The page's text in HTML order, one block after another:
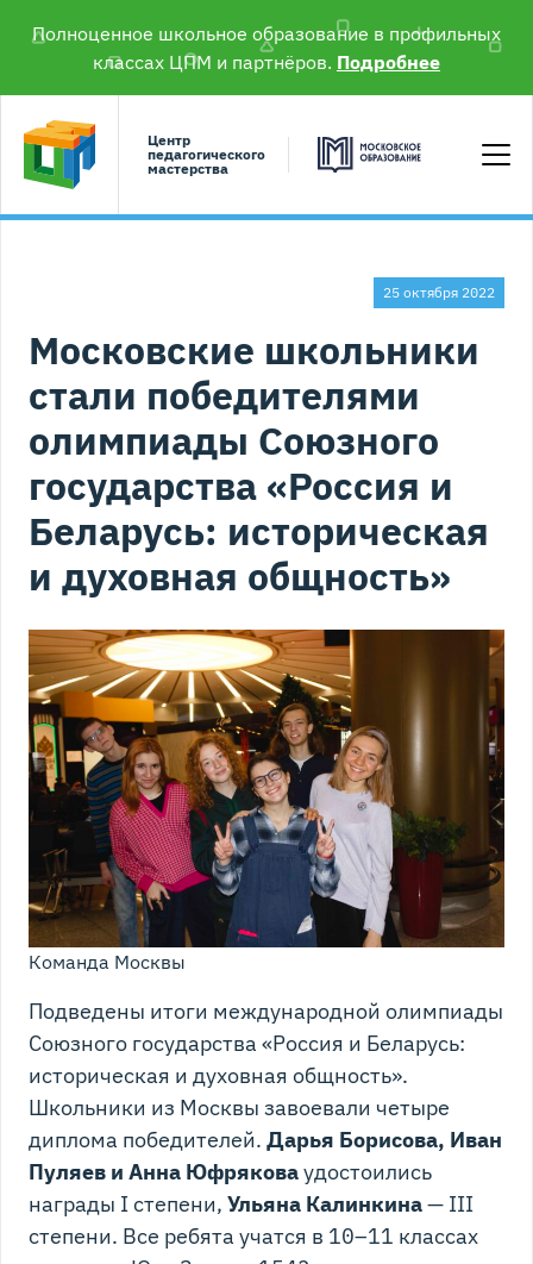
Полноценное школьное образование в профильных
классах ЦПМ и партнёров. Подробнее
Центр
педагогического
мастерства
25 октября 2022
Московские школьники
стали победителями
олимпиады Союзного
государства «Россия и
Беларусь: историческая
и духовная общность»
Команда Москвы
Подведены итоги международной олимпиады
Союзного государства «Россия и Беларусь:
историческая и духовная общность».
Школьники из Москвы завоевали четыре
диплома победителей. Дарья Борисова, Иван
Пуляев и Анна Юфряковаудостоились
награды I степени, Ульяна Калинкина— III
степени. Все ребята учатся в 10–11 классах